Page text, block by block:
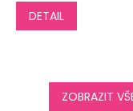
5,0
z
DETAIL
ZOBRAZIT